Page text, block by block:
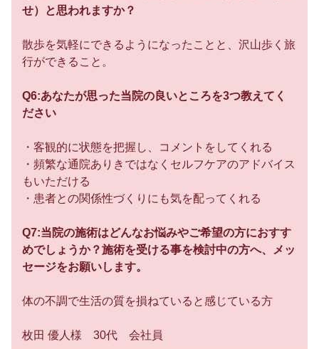
せ）と思われますか？
散歩を気軽にできるようになったことと、沢山歩く旅
行ができること。
Q6:あなたが思った当院の良いところを3つ教えてく
ださい
・客観的に状態を把握し、コメントをしてくれる
・頻繁な通院ありきではなくセルフケアのアドバイス
もいただける
・患者との関係性づくりにも気を配ってくれる
Q7:当院の施術はどんなお悩みやご希望の方におすす
めでしょうか？施術を受ける事を検討中の方へ、メッ
セージをお願いします。
体の不調で生活の質を損ねていると感じている方
枚田 優人様 30代 会社員